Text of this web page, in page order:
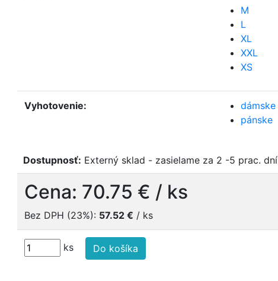
M
L
XL
XXL
XS
Vyhotovenie:
dámske
pánske
Dostupnosť: Externý sklad - zasielame za 2 -5 prac. dní
Cena: 70.75 € / ks
Bez DPH (23%): 57.52 € / ks
ks Do košíka